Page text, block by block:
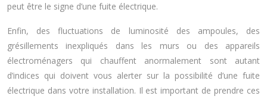
peut être le signe d’une fuite électrique.
Enfin, des fluctuations de luminosité des ampoules, des
grésillements inexpliqués dans les murs ou des appareils
électroménagers qui chauffent anormalement sont autant
d’indices qui doivent vous alerter sur la possibilité d’une fuite
électrique dans votre installation. Il est important de prendre ces